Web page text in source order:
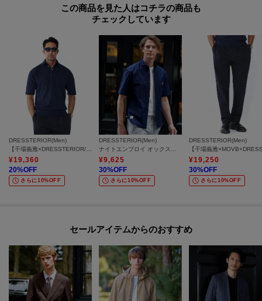
この商品を見た人はコチラの商品も
チェックしています
DRESSTERIOR(Men)
¥19,360
20%OFF
さらに10%OFF
DRESSTERIOR(Men)
¥9,625
30%OFF
さらに10%OFF
DRESSTERIOR(Men)
¥19,250
30%OFF
さらに10%OFF
セールアイテムからのおすすめ